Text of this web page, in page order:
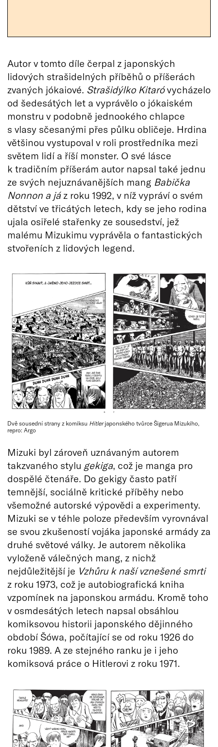
Autor v tomto díle čerpal z japonských
lidových strašidelných příběhů o příšerách
zvaných jókaiové. Strašidýlko Kitaróvycházelo
od šedesátých let a vyprávělo o jókaiském
monstru v podobně jednookého chlapce
s vlasy sčesanými přes půlku obličeje. Hrdina
většinou vystupoval v roli prostředníka mezi
světem lidí a říší monster. O své lásce
k tradičním příšerám autor napsal také jednu
ze svých nejuznávanějších mang Babička
Nonnon a jáz roku 1992, v níž vypráví o svém
dětství ve třicátých letech, kdy se jeho rodina
ujala osiřelé stařenky ze sousedství, jež
malému Mizukimu vyprávěla o fantastických
stvořeních z lidových legend.
Dvě sousední strany z komiksu Hitlerjaponského tvůrce Šigerua Mizukiho,
repro: Argo
Mizuki byl zároveň uznávaným autorem
takzvaného stylu gekiga, což je manga pro
dospělé čtenáře. Do gekigy často patří
temnější, sociálně kritické příběhy nebo
všemožné autorské výpovědi a experimenty.
Mizuki se v téhle poloze především vyrovnával
se svou zkušeností vojáka japonské armády za
druhé světové války. Je autorem několika
vyloženě válečných mang, z nichž
nejdůležitější je Vzhůru k naší vznešené smrti
z roku 1973, což je autobiografická kniha
vzpomínek na japonskou armádu. Kromě toho
v osmdesátých letech napsal obsáhlou
komiksovou historii japonského dějinného
období Šówa, počítající se od roku 1926 do
roku 1989. A ze stejného ranku je i jeho
komiksová práce o Hitlerovi z roku 1971.